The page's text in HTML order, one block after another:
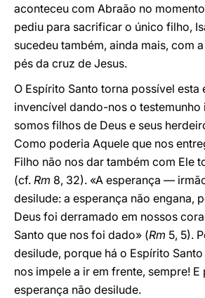
aconteceu com Abraão no
pediu para sacrificar o único filho,
sucedeu também, ainda mais, com
pés da cruz de Jesus.
O Espírito Santo torna possível esta
invencível dando-nos o testemunho
somos filhos de Deus e seus
Como poderia Aquele que nos
Filho não nos dar também com Ele
(cf. Rm 8, 32). «A esperança —
desilude: a esperança não engana,
Deus foi derramado em nossos
Santo que nos foi dado» (Rm 5, 5).
desilude, porque há o Espírito
nos impele a ir em frente, sempre! E
esperança não desilude.